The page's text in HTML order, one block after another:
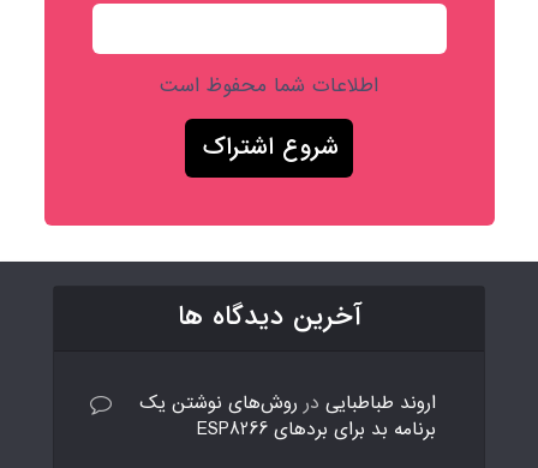
اطلاعات شما محفوظ است
آخرین دیدگاه ها
اروند طباطبایی در روش‌های نوشتن یک
برنامه بد برای بردهای ESP8266